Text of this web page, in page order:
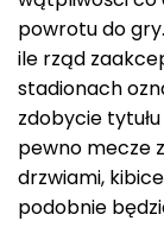
powrotu do
ile rząd
stadionach
zdobycie
pewno mecze
drzwiami,
podobnie